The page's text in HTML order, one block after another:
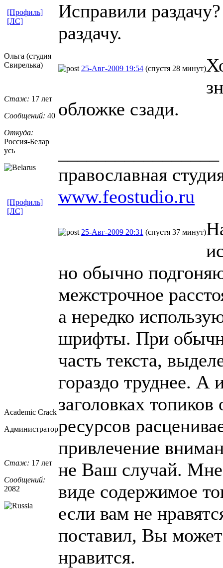
Исправили
раздачу.
[Профиль]
[ЛС]
Ольга (студия
Свирелька)
Стаж: 17 лет
Сообщений: 40
Откуда:
Россия-Белар
усь
25-Авг-2009 19:54 (спустя 28 минут)
обложке сзади.
православная
www.feostudio.ru
[Профиль]
[ЛС]
Academic Crack
Администратор
Стаж: 17 лет
Сообщений:
2082
25-Авг-2009 20:31 (спустя 37 минут)
но обычно
межстрочное
а нередко
шрифты. При
часть текста,
гораздо труднее. А
заголовках
ресурсов
привлечение
не Ваш случай. Мне
виде содержимое
если вам не
поставил, Вы
нравится.